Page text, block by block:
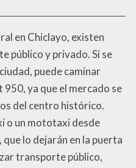
en Chiclayo, existen
público y privado. Si se
puede caminar
ya que el mercado se
del centro histórico.
o un mototaxi desde
lo dejarán en la puerta
transporte público,